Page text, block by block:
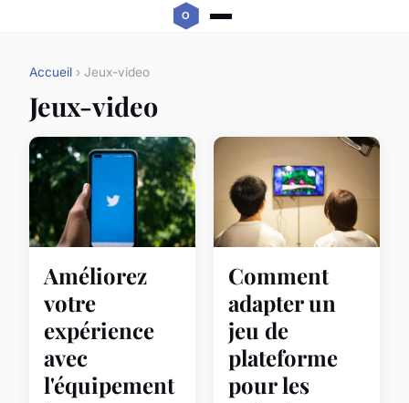
Accueil › Jeux-video
Jeux-video
Améliorez
votre
expérience
avec
l'équipement
Comment
adapter un
jeu de
plateforme
pour les